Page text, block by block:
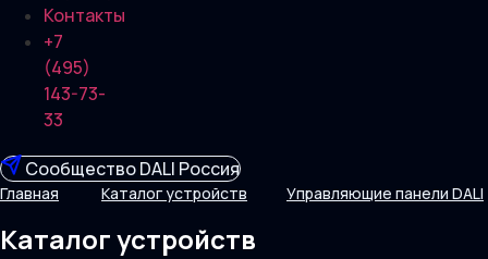
Контакты
+7
(495)
143-73-
33
Сообщество DALI Россия
Главная Каталог устройств Управляющие панели DALI
Каталог устройств